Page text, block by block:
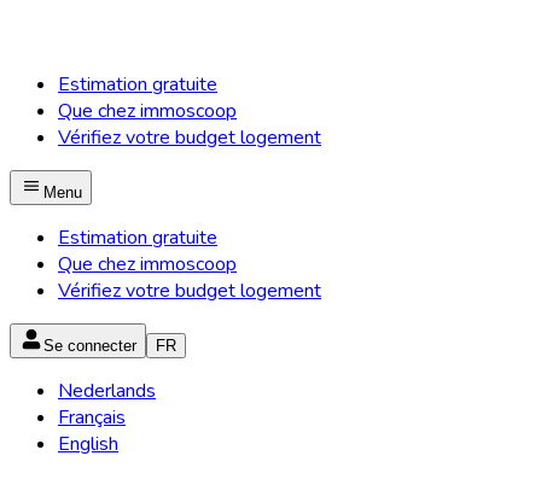
Estimation gratuite
Que chez immoscoop
Vérifiez votre budget logement
Menu
Estimation gratuite
Que chez immoscoop
Vérifiez votre budget logement
Se connecter FR
Nederlands
Français
English